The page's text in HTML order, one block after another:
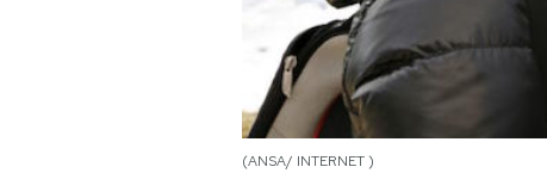
AREA PERSONALE
(ANSA/ INTERNET )